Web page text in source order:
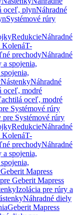
oceľ, plynNáhradné
Systémové rúry
RedukcieNáhradné
KolenáT-
prechodyNáhradné
a spojenia,
NástenkyNáhradné
oceľ, modré
oceľ, modré
Systémové rúry
pre Systémové rúry
RedukcieNáhradné
KolenáT-
prechodyNáhradné
a spojenia,
Geberit Mapress
Geberit Mapress
Izolácia pre rúry a
Náhradné diely
Geberit Mapress